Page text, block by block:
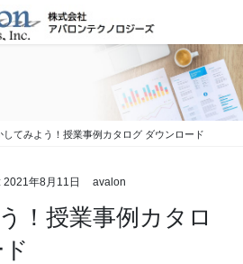
してみよう！授業事例カタログ ダウンロード
2021年8月11日 avalon
！授業事例カタロ